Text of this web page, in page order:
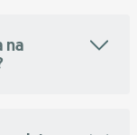
na